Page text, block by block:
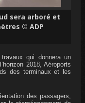
sera arboré et
© ADP
travauxqui donneraun
2018, Aéroports
des terminaux et les
des passagers,